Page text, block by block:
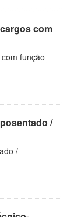
com
função
/
/